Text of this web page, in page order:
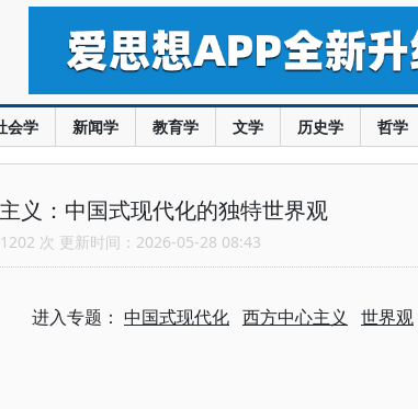
会学 新闻学 教育学 文学 历史学 哲学
义：中国式现代化的独特世界观
次 更新时间：2026-05-28 08:43
进入专题： 中国式现代化 西方中心主义 世界观